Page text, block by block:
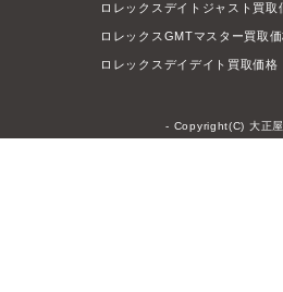
ロレックスデイトジャスト買取
ロレックスGMTマスター買取
ロレックスデイデイト買取価格
- Copyright(C) 大正